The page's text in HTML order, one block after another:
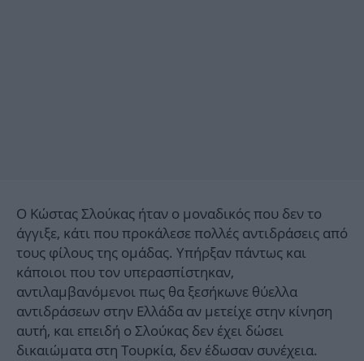
Ο Κώστας Σλούκας ήταν ο μοναδικός που δεν το
άγγιξε, κάτι που προκάλεσε πολλές αντιδράσεις από
τους φίλους της ομάδας. Υπήρξαν πάντως και
κάποιοι που τον υπερασπίστηκαν,
αντιλαμβανόμενοι πως θα ξεσήκωνε θύελλα
αντιδράσεων στην Ελλάδα αν μετείχε στην κίνηση
αυτή, και επειδή ο Σλούκας δεν έχει δώσει
δικαιώματα στη Τουρκία, δεν έδωσαν συνέχεια.